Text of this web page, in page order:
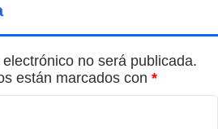
no será publicada.
están marcados con *